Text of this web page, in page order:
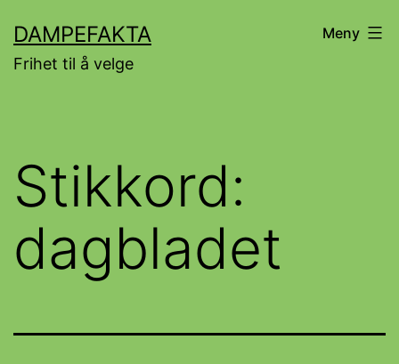
til
innhold
DAMPEFAKTA
Frihet til å velge
Meny
Stikkord:
dagbladet